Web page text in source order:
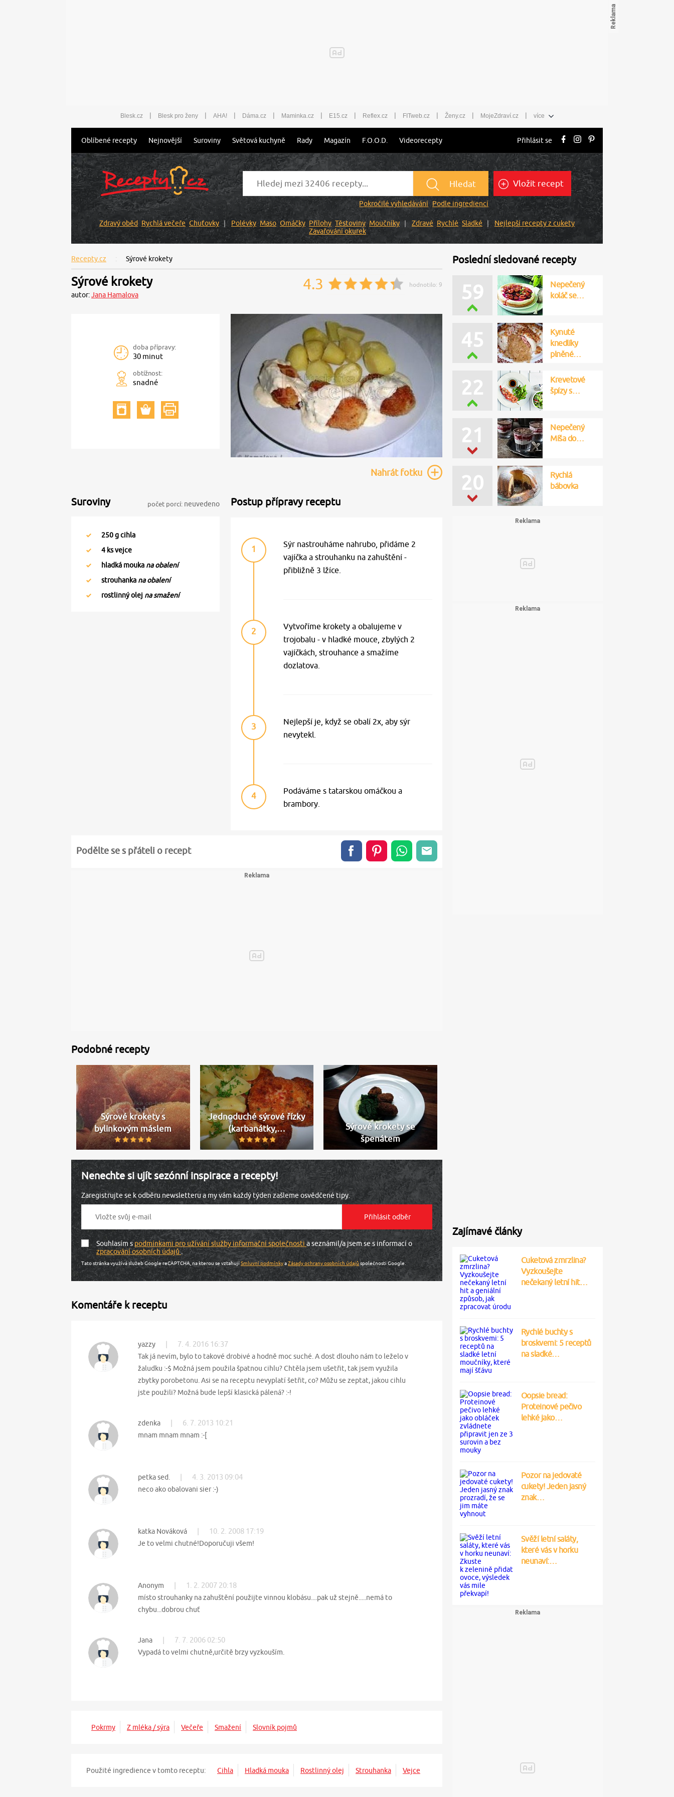
Blesk.cz | Blesk pro ženy | AHA! | Dáma.cz | Maminka.cz | E15.cz | Reflex.cz | FITweb.cz | Ženy.cz | MojeZdraví.cz | více
Oblíbené recepty Nejnovější Suroviny Světová kuchyně Rady Magazín F.O.O.D. Videorecepty Přihlásit se
Hledat
Pokročilé vyhledávání Podle ingrediencí
Vložit recept
Zdravý oběd Rychlá večeře Chuťovky Polévky Maso Omáčky Přílohy Těstoviny Moučníky Zdravé Rychlé Sladké
Nejlepší recepty z cukety
Zavařování okurek
Recepty.cz Sýrové krokety
Sýrové krokety
autor:Jana Hamalova
4.3 hodnotilo: 9
doba přípravy:
30 minut
obtížnost:
snadné
Nahrátfotku
Suroviny počet porcí: neuvedeno
250g cihla
4 ks vejce
hladká mouka na obalení
strouhanka na obalení
rostlinný olej na smažení
Postup přípravy receptu
1
Sýr nastrouháme nahrubo, přidáme 2
vajíčka a strouhanku na zahuštění -
přibližně 3 lžíce.
2
Vytvoříme krokety a obalujeme v
trojobalu - v hladké mouce, zbylých 2
vajíčkách, strouhance a smažíme
dozlatova.
3
Nejlepší je, když se obalí 2x, aby sýr
nevytekl.
4
Podáváme s tatarskou omáčkou a
brambory.
Podělte se s přáteli o recept
Podobné recepty
Sýrové krokety s
bylinkovým máslem
Jednoduché sýrové řízky
(karbanátky,…
Sýrové krokety se
špenátem
Nenechte si ujít sezónní inspirace a recepty!
Zaregistrujte se k odběru newsletteru a my vám každý týden zašleme osvědčené tipy.
Souhlasím spodmínkami pro užívání služby informační společnosti a seznámil/a jsem se s informací o
zpracování osobních údajů.
Tato stránka využívá služeb Google reCAPTCHA, na kterou se vztahujíSmluvní podmínkyaZásady ochrany osobních údajůspolečnosti Google.
Komentáře k receptu
yazzy 7. 4. 2016 16:37
Tak já nevím, bylo to takové drobivé a hodně moc suché. A dost dlouho nám to leželo v
žaludku :-$ Možná jsem použila špatnou cihlu? Chtěla jsem ušetřit, tak jsem využila
zbytky porobetonu. Asi se na receptu nevyplatí šetřit, co? Můžu se zeptat, jakou cihlu
jste použili? Možná bude lepší klasická pálená? :-!
zdenka 6. 7. 2013 10:21
mnam mnam mnam :-[
petka sed. 4. 3. 2013 09:04
neco ako obalovani sier :-)
katka Nováková 10. 2. 2008 17:19
Je to velmi chutné!Doporučuji všem!
Anonym 1. 2. 2007 20:18
místo strouhanky na zahuštění použijte vinnou klobásu....pak už stejně.....nemá to
chybu...dobrou chuť
Jana 7. 7. 2006 02:50
Vypadá to velmi chutně,určitě brzy vyzkouším.
Pokrmy Z mléka / sýra Večeře Smažení Slovník pojmů
Použité ingredience v tomto receptu: Cihla Hladká mouka Rostlinný olej Strouhanka Vejce
Poslední sledované recepty
59
Nepečený
koláč se…
45
Kynuté
knedlíky
plněné…
20
Rychlá
bábovka
21
Nepečený
Míša do…
22
Krevetové
špízy s…
Zajímavé články
Cuketová zmrzlina?
Vyzkoušejte
nečekaný letní hit…
Rychlé buchty s
broskvemi: 5 receptů
na sladké…
Oopsie bread:
Proteinové pečivo
lehké jako…
Pozor na jedovaté
cukety! Jeden jasný
znak…
Svěží letní saláty,
které vás v horku
neunaví:…